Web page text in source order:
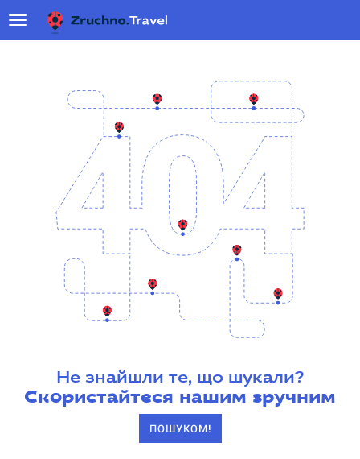
Не знайшли те, що шукали?
Скористайтеся нашим зручним
ПОШУКОМ!